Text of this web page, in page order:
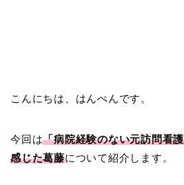
こんにちは、はんぺんです。
今回は「病院経験のない元訪問看
感じた葛藤について紹介します。